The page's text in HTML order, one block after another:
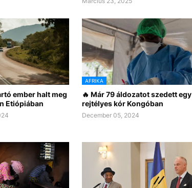
ember halt meg
Etiópiában
AFRIKA
🔥 Már 79 áldozatot szedett egy
rejtélyes kór Kongóban
December 05, 2024